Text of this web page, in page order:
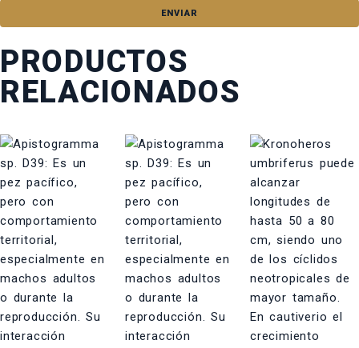
PRODUCTOS
RELACIONADOS